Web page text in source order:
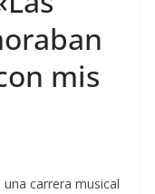
mis
carrera musical